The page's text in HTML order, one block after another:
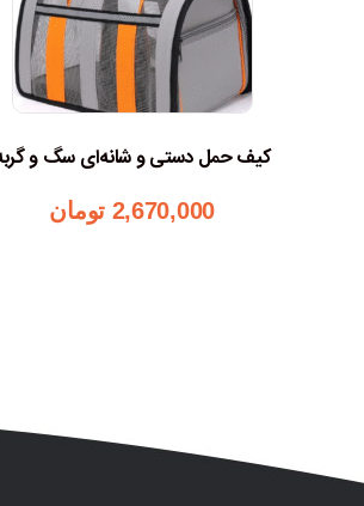
کیف حمل دستی و شانه‌ای سگ و
2,670,000 تومان